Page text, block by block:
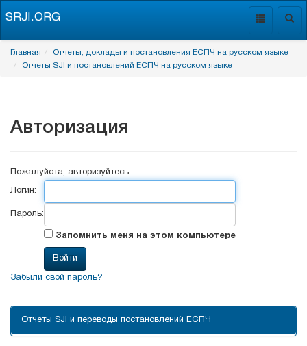
Toggle
SRJI.ORG
Главная
Отчеты, доклады и постановления ЕСПЧ на русском языке
Отчеты SJI и постановлений ЕСПЧ на русском языке
Авторизация
Пожалуйста, авторизуйтесь:
Логин:
Пароль:
Запомнить меня на этом компьютере
Забыли свой пароль?
Отчеты SJI и переводы постановлений ЕСПЧ